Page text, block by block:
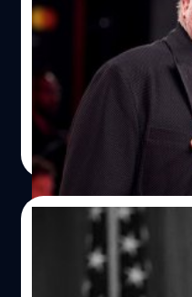
of the Flower
พอล ชเรเดอร์ (Paul
Leonardo DiCaprio ควร
Flower Moon’ มากกว่า
ประภาส อยู่เย็น | 951 days
Read More
13/12/2023
Andre Braugher
‘Brooklyn Nine-